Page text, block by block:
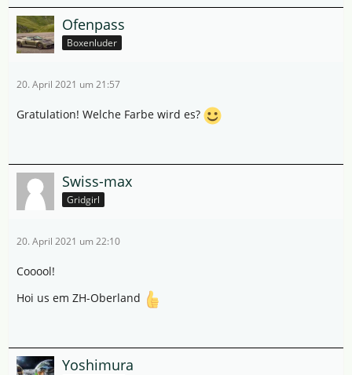
Ofenpass
Boxenluder
20. April 2021 um 21:57
Gratulation! Welche Farbe wird es?
Swiss-max
Gridgirl
20. April 2021 um 22:10
Cooool!
Hoi us em ZH-Oberland
Yoshimura